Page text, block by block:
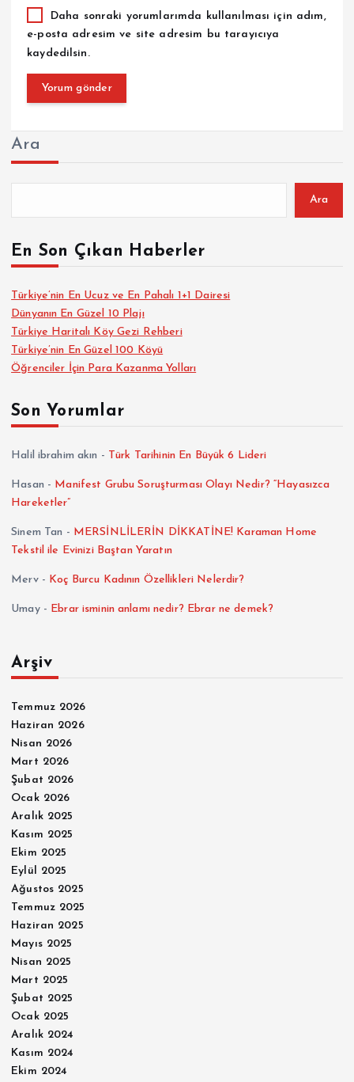
Daha sonraki yorumlarımda kullanılması için adım,
e-posta adresim ve site adresim bu tarayıcıya
kaydedilsin.
Ara
Ara
En Son Çıkan Haberler
Türkiye’nin En Ucuz ve En Pahalı 1+1 Dairesi
Dünyanın En Güzel 10 Plajı
Türkiye Haritalı Köy Gezi Rehberi
Türkiye’nin En Güzel 100 Köyü
Öğrenciler İçin Para Kazanma Yolları
Son Yorumlar
Halil ibrahim akın - Türk Tarihinin En Büyük 6 Lideri
Hasan - Manifest Grubu Soruşturması Olayı Nedir? “Hayasızca
Hareketler”
Sinem Tan - MERSİNLİLERİN DİKKATİNE! Karaman Home
Tekstil ile Evinizi Baştan Yaratın
Merv- Koç Burcu Kadının Özellikleri Nelerdir?
Umay- Ebrar isminin anlamı nedir? Ebrar ne demek?
Arşiv
Temmuz 2026
Haziran 2026
Nisan 2026
Mart 2026
Şubat 2026
Ocak 2026
Aralık 2025
Kasım 2025
Ekim 2025
Eylül 2025
Ağustos 2025
Temmuz 2025
Haziran 2025
Mayıs 2025
Nisan 2025
Mart 2025
Şubat 2025
Ocak 2025
Aralık 2024
Kasım 2024
Ekim 2024